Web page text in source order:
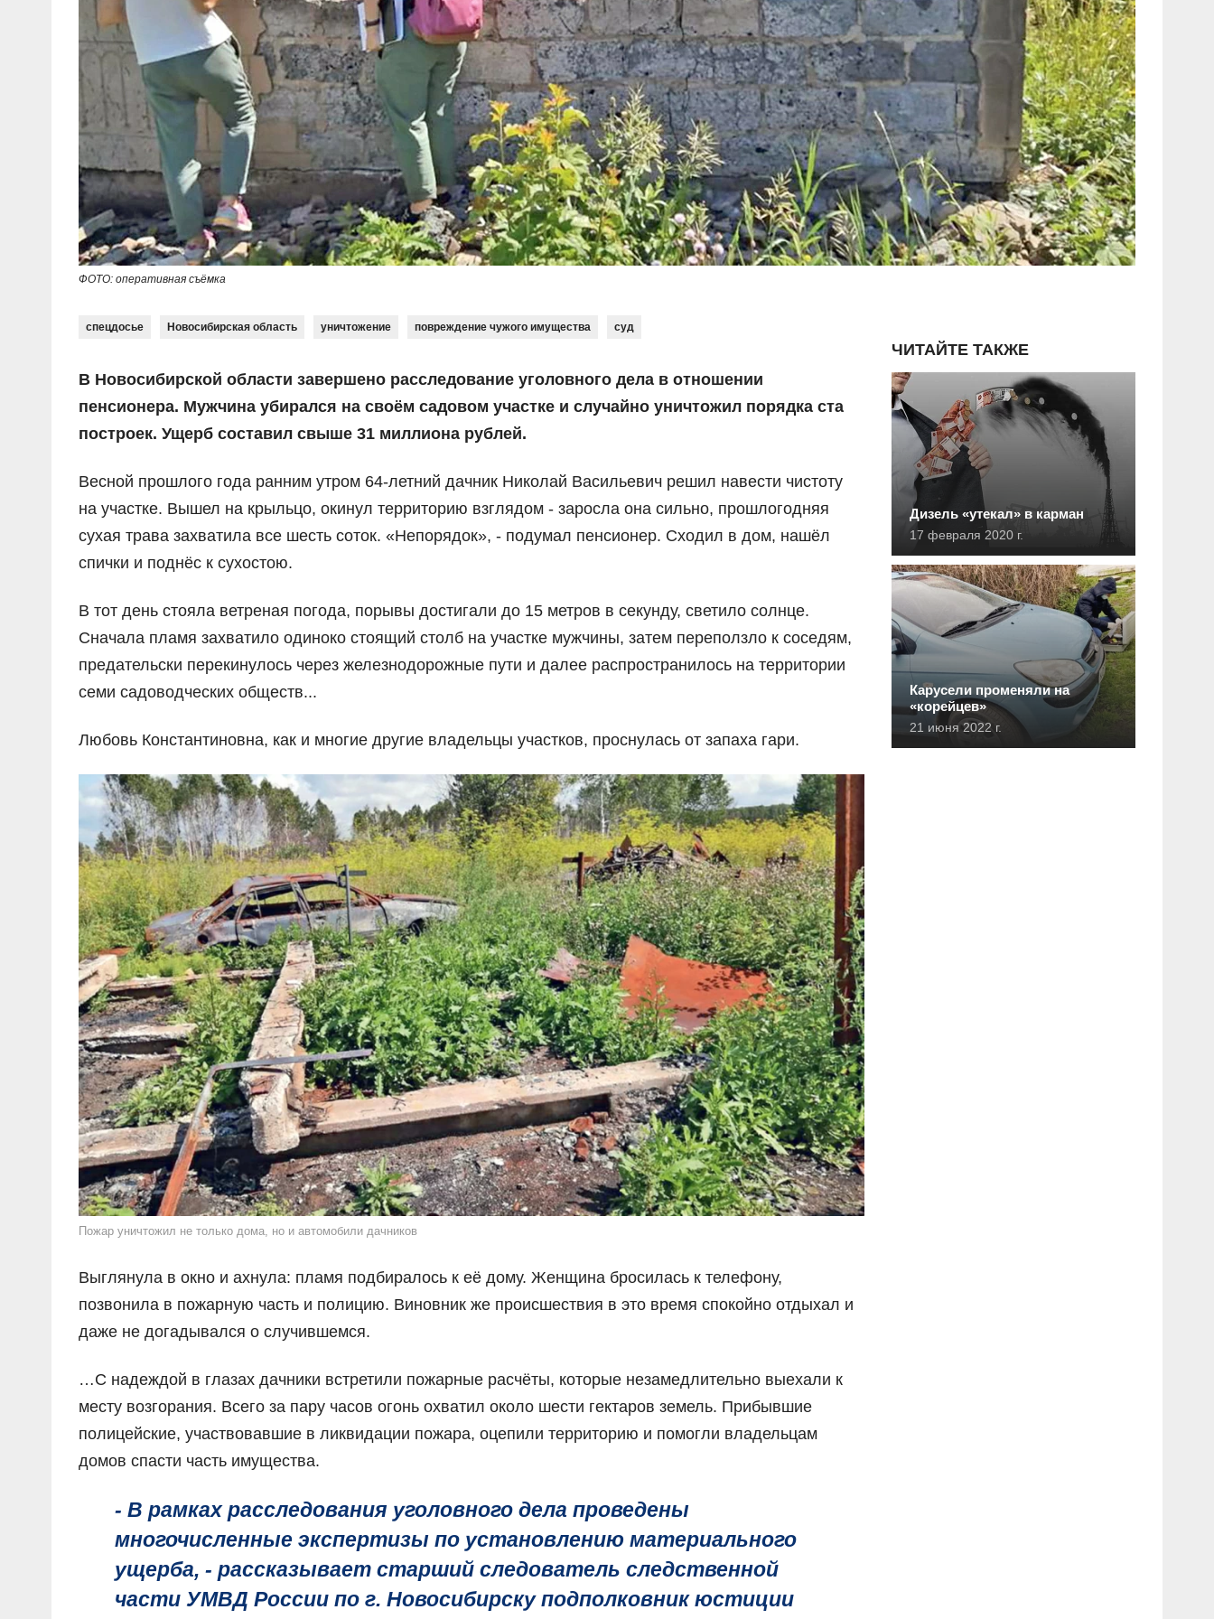
ФОТО: оперативная съёмка
спецдосье Новосибирская область уничтожение повреждение чужого имущества суд
В Новосибирской области завершено расследование уголовного дела в отношении
пенсионера. Мужчина убирался на своём садовом участке и случайно уничтожил порядка ста
построек. Ущерб составил свыше 31 миллиона рублей.
Весной прошлого года ранним утром 64-летний дачник Николай Васильевич решил навести чистоту
на участке. Вышел на крыльцо, окинул территорию взглядом - заросла она сильно, прошлогодняя
сухая трава захватила все шесть соток. «Непорядок», - подумал пенсионер. Сходил в дом, нашёл
спички и поднёс к сухостою.
В тот день стояла ветреная погода, порывы достигали до 15 метров в секунду, светило солнце.
Сначала пламя захватило одиноко стоящий столб на участке мужчины, затем переползло к соседям,
предательски перекинулось через железнодорожные пути и далее распространилось на территории
семи садоводческих обществ...
Любовь Константиновна, как и многие другие владельцы участков, проснулась от запаха гари.
Пожар уничтожил не только дома, но и автомобили дачников
Выглянула в окно и ахнула: пламя подбиралось к её дому. Женщина бросилась к телефону,
позвонила в пожарную часть и полицию. Виновник же происшествия в это время спокойно отдыхал и
даже не догадывался о случившемся.
…С надеждой в глазах дачники встретили пожарные расчёты, которые незамедлительно выехали к
месту возгорания. Всего за пару часов огонь охватил около шести гектаров земель. Прибывшие
полицейские, участвовавшие в ликвидации пожара, оцепили территорию и помогли владельцам
домов спасти часть имущества.
- В рамках расследования уголовного дела проведены
многочисленные экспертизы по установлению материального
ущерба, - рассказывает старший следователь следственной
части УМВД России по г. Новосибирску подполковник юстиции
ЧИТАЙТЕ ТАКЖЕ
Дизель «утекал» в карман
17 февраля 2020 г.
Карусели променяли на
«корейцев»
21 июня 2022 г.